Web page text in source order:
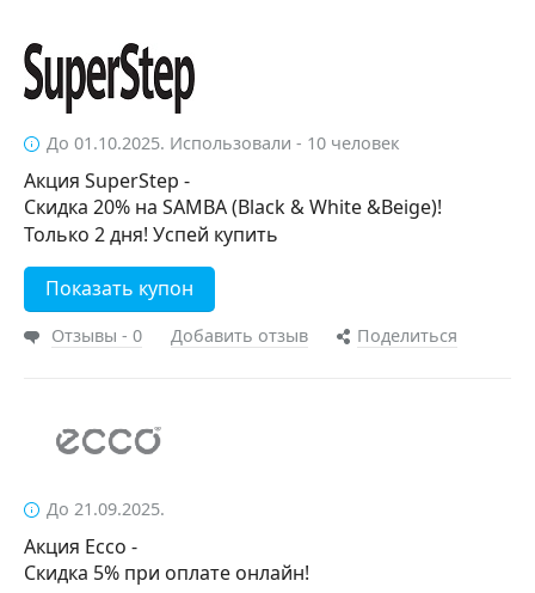
До 01.10.2025. Использовали - 10 человек
Акция SuperStep -
Скидка 20% на SAMBA (Black & White &Beige)!
Только 2 дня! Успей купить
Показать купон
Отзывы - 0 Добавить отзыв Поделиться
До 21.09.2025.
Акция Ecco -
Скидка 5% при оплате онлайн!